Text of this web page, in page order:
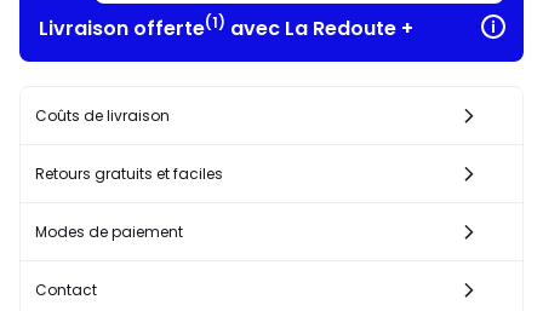
Livraison offerte(1) avec La Redoute +
Coûts de livraison
Retours gratuits et faciles
Modes de paiement
Contact